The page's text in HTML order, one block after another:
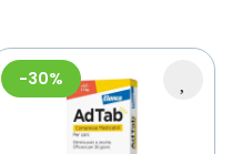
-30%